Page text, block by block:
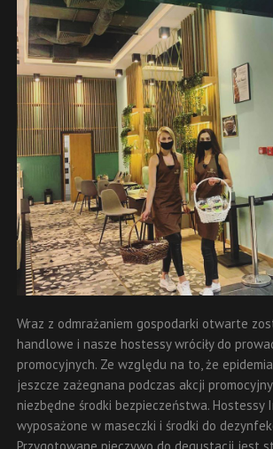
Wraz z odmrażaniem gospodarki otwarte
handlowe i nasze hostessy wróciły do
promocyjnych. Ze względu na to, że
jeszcze zażegnana podczas akcji
niezbędne środki bezpieczeństwa. Hostessy
wyposażone w maseczki i środki do
Przygotowane pieczywo do degustacji jest